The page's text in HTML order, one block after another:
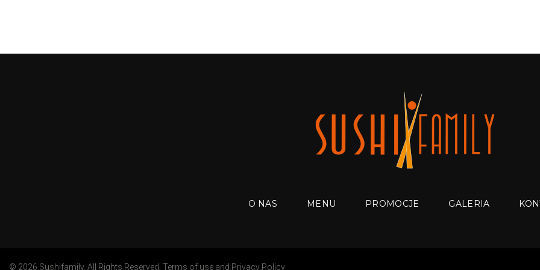
O NAS MENU PROMOCJE GALERIA
© 2026 Sushifamily. All Rights Reserved. Terms of use and Privacy Policy